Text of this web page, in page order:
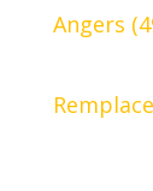
Angers